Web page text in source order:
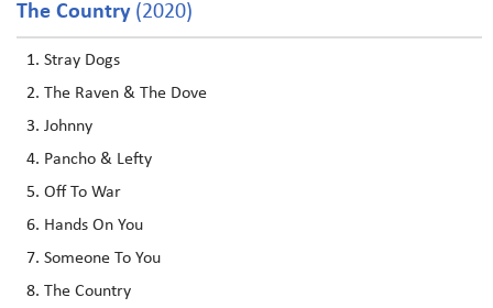
The Country(2020)
Stray Dogs
The Raven & The Dove
Johnny
Pancho & Lefty
Off To War
Hands On You
Someone To You
The Country